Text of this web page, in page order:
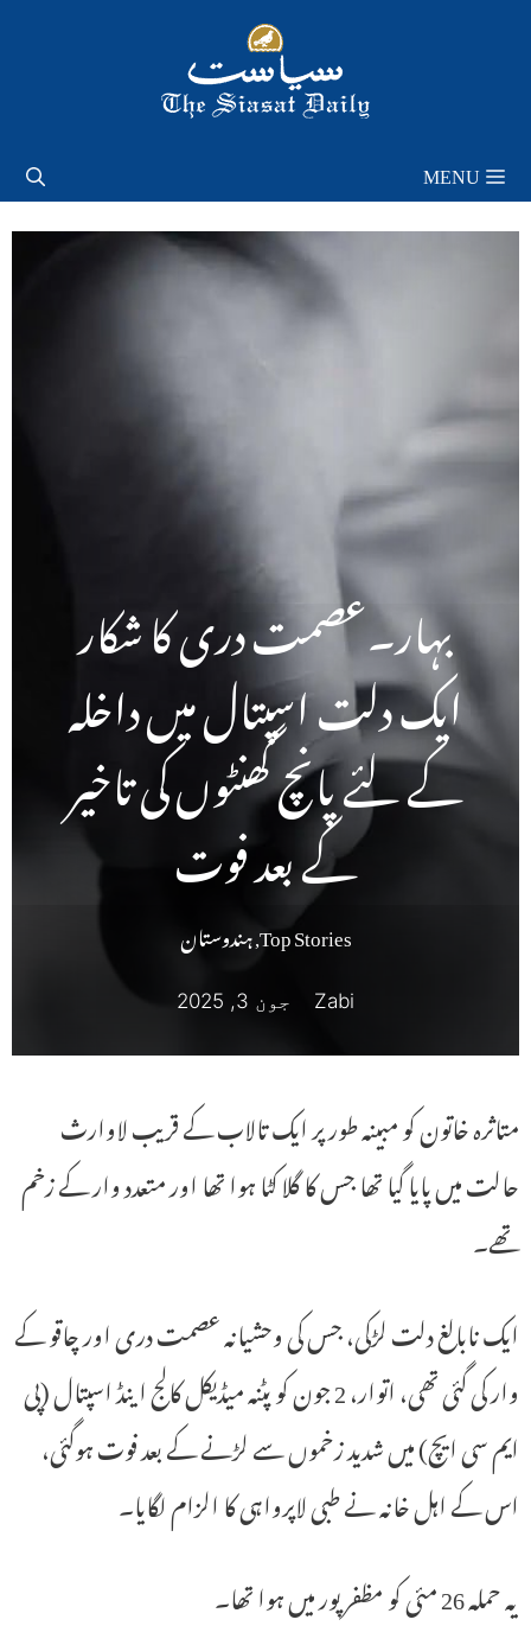
MENU
بہار۔عصمت دری کا شکار
ایک دلت اسپتال میں داخلہ
کے لئے پانچ گھنٹوں کی تاخیر
کے بعد فوت
Top Stories
,ہندوستان
Zabi جون 3, 2025
متاثرہ خاتون کو مبینہ طور پر ایک تالاب کے قریب لاوارث
حالت میں پایا گیا تھا جس کا گلا کٹا ہوا تھا اور متعدد وار کے زخم
تھے۔
ایک نابالغ دلت لڑکی، جس کی وحشیانہ عصمت دری اور چاقو کے
وار کی گئی تھی، اتوار، 2 جون کو پٹنہ میڈیکل کالج اینڈ اسپتال (پی
ایم سی ایچ) میں شدید زخموں سے لڑنے کے بعد فوت ہوگئی،
اس کے اہل خانہ نے طبی لاپرواہی کا الزام لگایا۔
یہ حملہ 26 مئی کو مظفر پور میں ہوا تھا۔